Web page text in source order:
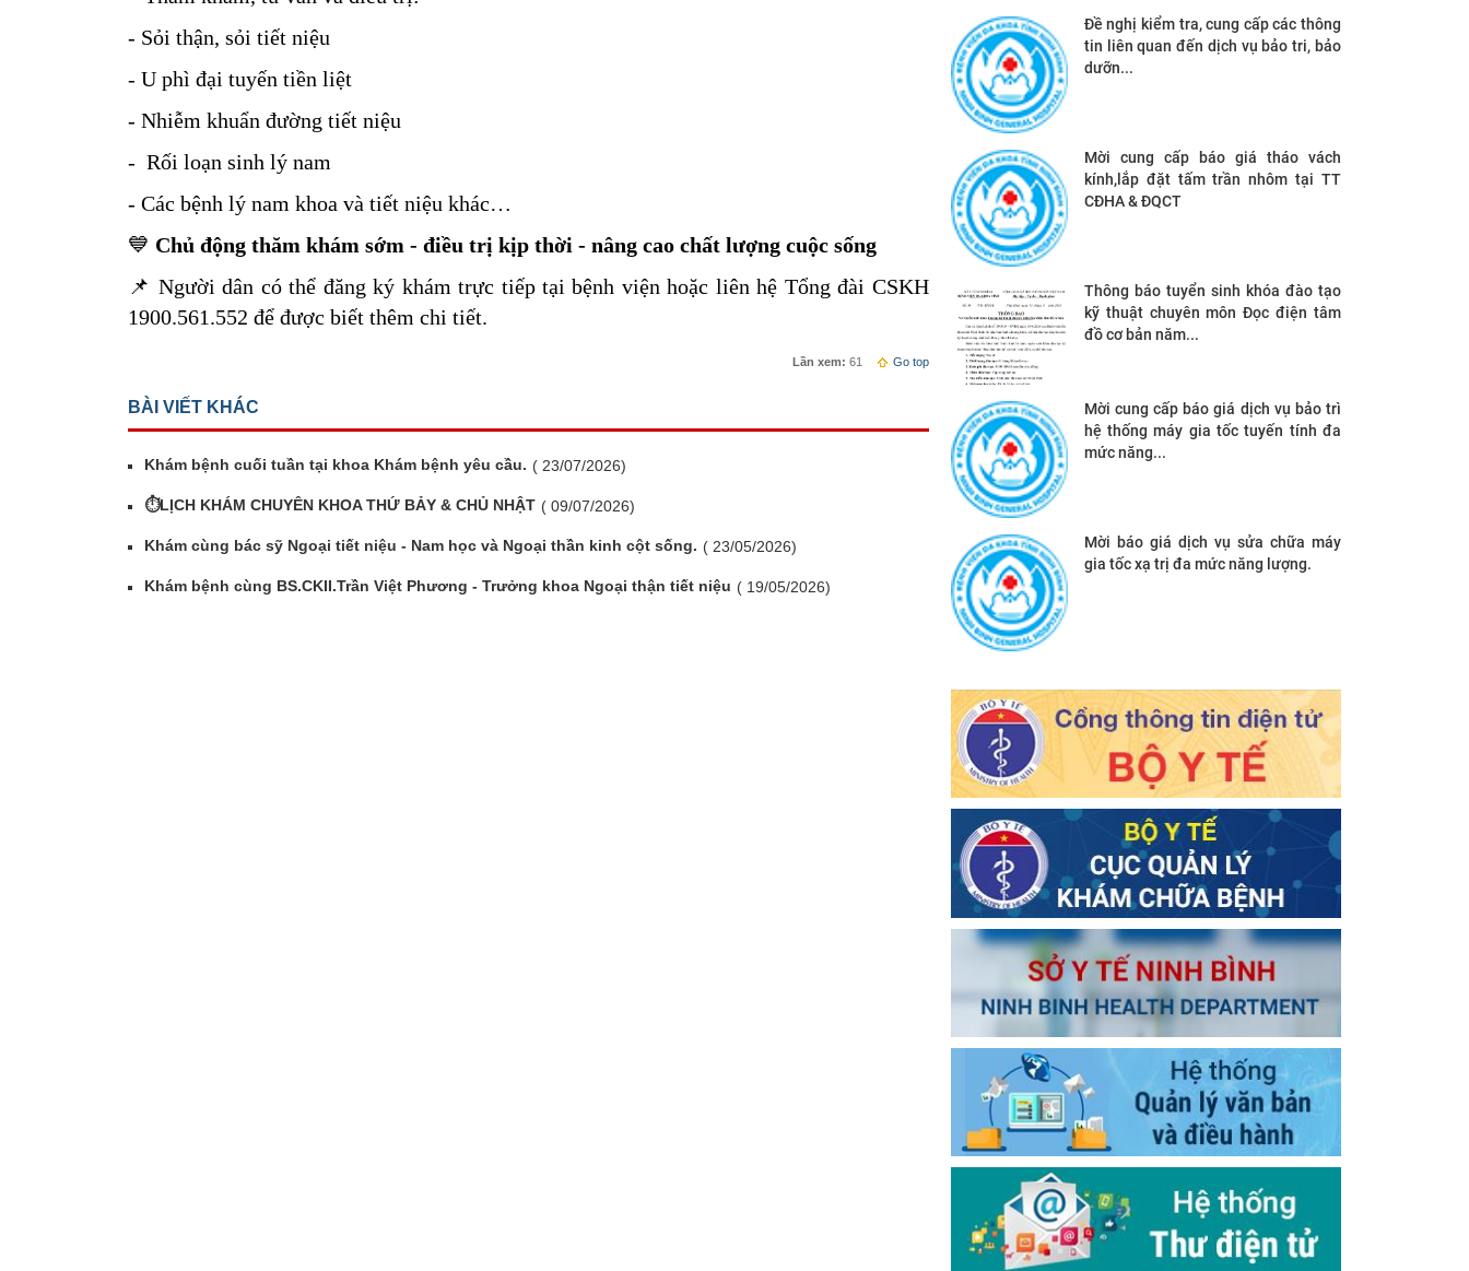
- Sỏi thận, sỏi tiết niệu
- U phì đại tuyến tiền liệt
- Nhiễm khuẩn đường tiết niệu
- Rối loạn sinh lý nam
- Các bệnh lý nam khoa và tiết niệu khác…
💙 Chủ động thăm khám sớm - điều trị kịp thời - nâng cao chất lượng cuộc sống
📌 Người dân có thể đăng ký khám trực tiếp tại bệnh viện hoặc liên hệ Tổng đài CSKH
1900.561.552 để được biết thêm chi tiết.
Lần xem: 61 Go top
BÀI VIẾT KHÁC
Khám bệnh cuối tuần tại khoa Khám bệnh yêu cầu. ( 23/07/2026)
⏱️LỊCH KHÁM CHUYÊN KHOA THỨ BẢY & CHỦ NHẬT ( 09/07/2026)
Khám cùng bác sỹ Ngoại tiết niệu - Nam học và Ngoại thần kinh cột sống. ( 23/05/2026)
Khám bệnh cùng BS.CKII.Trần Việt Phương - Trưởng khoa Ngoại thận tiết niệu ( 19/05/2026)
Đề nghị kiểm tra, cung cấp các thông
tin liên quan đến dịch vụ bảo tri, bảo
dưỡn...
Mời cung cấp báo giá tháo vách
kính,lắp đặt tấm trần nhôm tại TT
CĐHA & ĐQCT
Thông báo tuyển sinh khóa đào tạo
kỹ thuật chuyên môn Đọc điện tâm
đồ cơ bản năm...
Mời cung cấp báo giá dịch vụ bảo trì
hệ thống máy gia tốc tuyến tính đa
mức năng...
Mời báo giá dịch vụ sửa chữa máy
gia tốc xạ trị đa mức năng lượng.